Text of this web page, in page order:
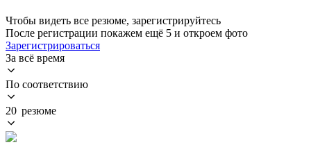
Чтобы видеть все резюме, зарегистрируйтесь
После регистрации покажем ещё 5 и откроем фото
Зарегистрироваться
За всё время
По соответствию
20 резюме